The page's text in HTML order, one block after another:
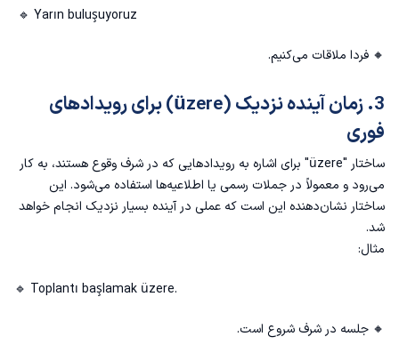
Yarın buluşuyoruz 🔹
🔸 فردا ملاقات می‌کنیم.
3. زمان آینده نزدیک (üzere) برای رویدادهای
فوری
ساختار "üzere" برای اشاره به رویدادهایی که در شرف وقوع هستند، به کار
می‌رود و معمولاً در جملات رسمی یا اطلاعیه‌ها استفاده می‌شود. این
ساختار نشان‌دهنده این است که عملی در آینده بسیار نزدیک انجام خواهد
شد.
مثال:
🔹 Toplantı başlamak üzere.
🔸 جلسه در شرف شروع است.